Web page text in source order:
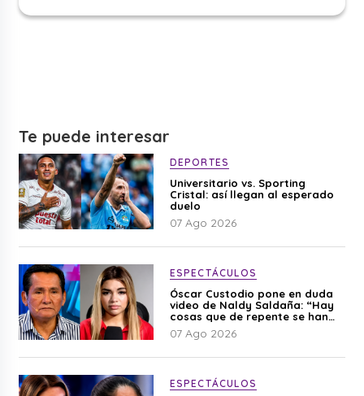
Te puede interesar
DEPORTES
Universitario vs. Sporting
Cristal: así llegan al esperado
duelo
07 Ago 2026
ESPECTÁCULOS
Óscar Custodio pone en duda
video de Naldy Saldaña: “Hay
cosas que de repente se han
editado”
07 Ago 2026
ESPECTÁCULOS